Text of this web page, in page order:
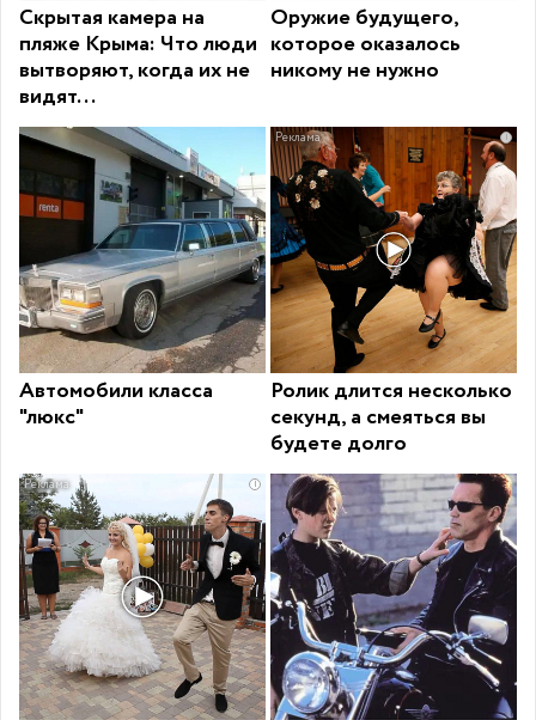
Скрытая камера на
пляже Крыма: Что люди
вытворяют, когда их не
видят...
Оружие будущего,
которое оказалось
никому не нужно
Автомобили класса
"люкс"
i
Ролик длится несколько
секунд, а смеяться вы
будете долго
i